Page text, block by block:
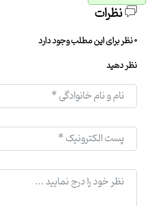
نظرات
نظر دهید